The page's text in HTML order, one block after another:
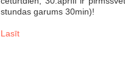
stundas garums 30min)!
Lasīt